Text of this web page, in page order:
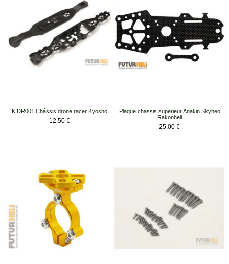
K.DR001 Châssis drone racer Kyosho
Prix
12,50 €
Plaque chassis superieur Anakin Skyheo
Rakonheli
Prix
25,00 €